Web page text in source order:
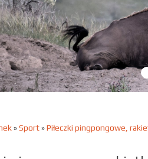
»Sport»Piłeczki pingpongowe,